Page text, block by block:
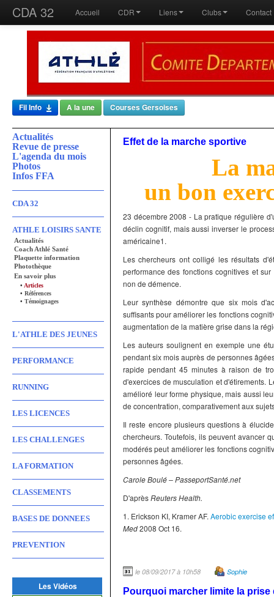
Fil Info A la une Courses Gersoises
CDA 32 Accueil CDR Liens Clubs Contact
Actualités
Revue de presse
L'agenda du mois
Photos
Infos FFA
CDA 32
ATHLE LOISIRS SANTE
Actualités
Coach Athlé Santé
Plaquette information
Photothèque
En savoir plus
• Articles
• Références
• Témoignages
L'ATHLE DES JEUNES
PERFORMANCE
RUNNING
LES LICENCES
LES CHALLENGES
LA FORMATION
CLASSEMENTS
BASES DE DONNEES
PREVENTION
Les Vidéos
Effet de la marche sportive
La
un bon
23 décembre 2008 - La pratique régulière
déclin cognitif, mais aussi inverser le
américaine1.
Les chercheurs ont colligé les résultats
performance des fonctions cognitives et
non de démence.
Leur synthèse démontre que six mois
suffisants pour améliorer les fonctions
augmentation de la matière grise dans la
Les auteurs soulignent en exemple une
pendant six mois auprès de personnes
rapide pendant 45 minutes à raison de
d'exercices de musculation et d'étirements.
amélioré leur forme physique, mais aussi
de concentration, comparativement aux
Il reste encore plusieurs questions à
chercheurs. Toutefois, ils peuvent avancer
modérés peut améliorer les fonctions
personnes âgées.
Carole Boulé – PasseportSanté.net
D'aprèsReuters Health.
1. Erickson KI, Kramer AF.Aerobic exercise
Med2008 Oct 16.
le 08/09/2017 à 10h58 Sophie
Pourquoi marcher limite la prise